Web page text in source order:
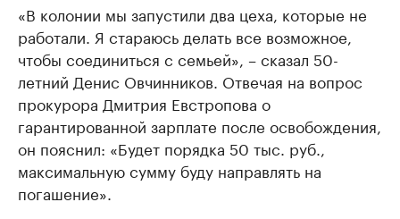
«В колонии мы запустили два цеха, которые не
работали. Я стараюсь делать все возможное,
чтобы соединиться с семьей», – сказал 50-
летний Денис Овчинников. Отвечая на вопрос
прокурора Дмитрия Евстропова о
гарантированной зарплате после освобождения,
он пояснил: «Будет порядка 50 тыс. руб.,
максимальную сумму буду направлять на
погашение».